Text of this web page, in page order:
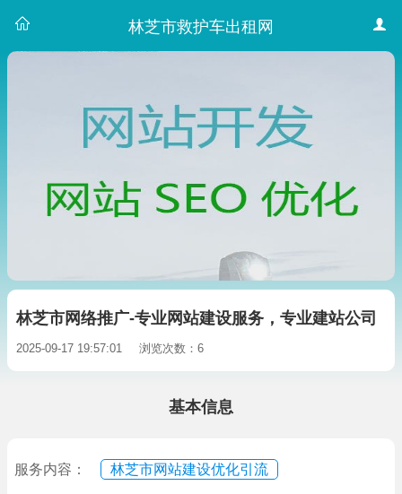
林芝市救护车出租网
林芝市网络推广-专业网站建设服务，专业建站公司
2025-09-17 19:57:01 浏览次数：6
基本信息
服务内容： 林芝市网站建设优化引流